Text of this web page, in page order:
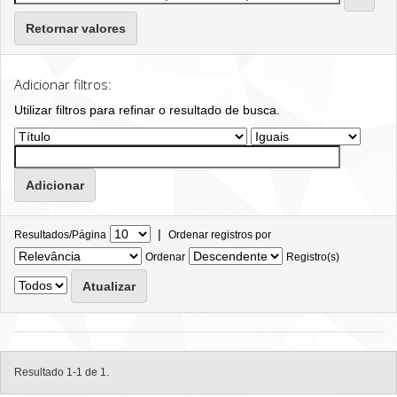
Retornar valores
Adicionar filtros:
Utilizar filtros para refinar o resultado de busca.
Resultados/Página | Ordenar registros por
Ordenar
Registro(s)
Resultado 1-1 de 1.